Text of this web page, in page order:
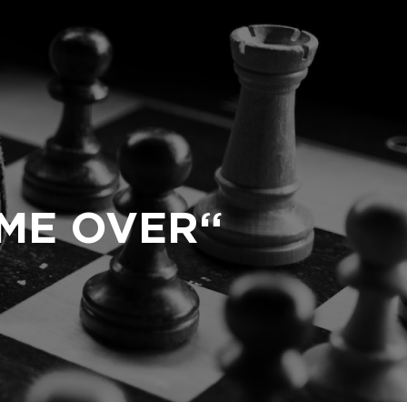
OVER“